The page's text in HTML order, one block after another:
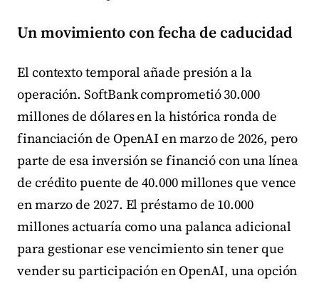
Un movimiento con fecha de caducidad
El contexto temporal añade presión a la
operación. SoftBank comprometió 30.000
millones de dólares en la histórica ronda de
financiación de OpenAI en marzo de 2026, pero
parte de esa inversión se financió con una línea
de crédito puente de 40.000 millones que vence
en marzo de 2027. El préstamo de 10.000
millones actuaría como una palanca adicional
para gestionar ese vencimiento sin tener que
vender su participación en OpenAI, una opción